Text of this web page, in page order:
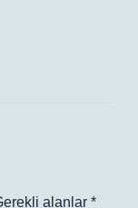
alanlar *